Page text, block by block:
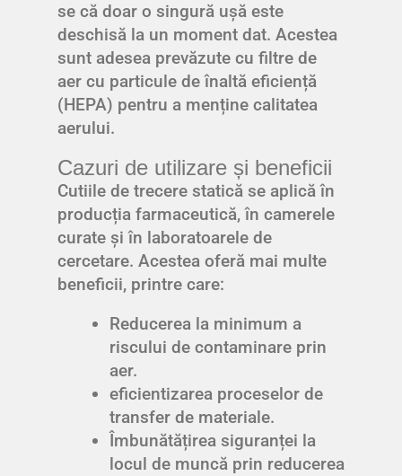
se că doar o singură ușă este
deschisă la un moment dat. Acestea
sunt adesea prevăzute cu filtre de
aer cu particule de înaltă eficiență
(HEPA) pentru a menține calitatea
aerului.
Cazuri de utilizare și beneficii
Cutiile de trecere statică se aplică în
producția farmaceutică, în camerele
curate și în laboratoarele de
cercetare. Acestea oferă mai multe
beneficii, printre care:
Reducerea la minimum a
riscului de contaminare prin
aer.
eficientizarea proceselor de
transfer de materiale.
Îmbunătățirea siguranței la
locul de muncă prin reducerea